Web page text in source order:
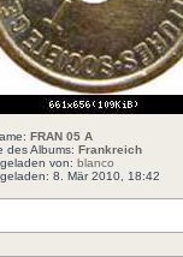
FRAN 05 A
des Albums: Frankreich
von: blanco
8. Mär 2010, 18:42